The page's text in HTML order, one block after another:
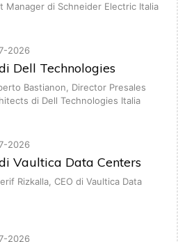
Manager di Schneider Electric Italia
2026
Dell Technologies
Bastianon, Director Presales
di Dell Technologies Italia
2026
Vaultica Data Centers
Rizkalla, CEO di Vaultica Data
2026